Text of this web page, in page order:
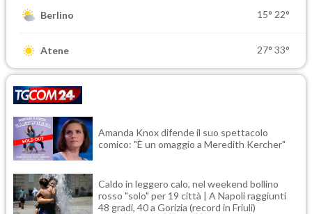
Berlino 15° 22°
Atene 27° 33°
Amanda Knox difende il suo spettacolo
comico: "È un omaggio a Meredith Kercher"
Caldo in leggero calo, nel weekend bollino
rosso "solo" per 19 città | A Napoli raggiunti
48 gradi, 40 a Gorizia (record in Friuli)